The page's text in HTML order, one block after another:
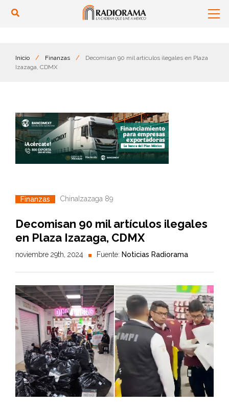
Inicio / Finanzas /
Decomisan 90 mil artículos ilegales en Plaza
Izazaga, CDMX
Finanzas China Izazaga 89
Decomisan 90 mil artículos ilegales
en Plaza Izazaga, CDMX
noviembre 29th, 2024 Fuente: Noticias Radiorama